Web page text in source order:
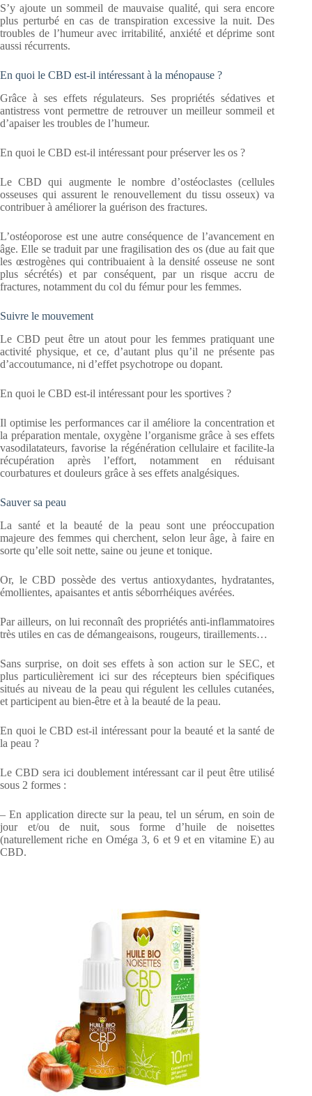
S’y ajoute un sommeil de mauvaise qualité, qui sera encore
plus perturbé en cas de transpiration excessive la nuit. Des
troubles de l’humeur avec irritabilité, anxiété et déprime sont
aussi récurrents.
En quoi le CBD est-il intéressant à la ménopause ?
Grâce à ses effets régulateurs. Ses propriétés sédatives et
antistress vont permettre de retrouver un meilleur sommeil et
d’apaiser les troubles de l’humeur.
En quoi le CBD est-il intéressant pour préserver les os ?
Le CBD qui augmente le nombre d’ostéoclastes (cellules
osseuses qui assurent le renouvellement du tissu osseux) va
contribuer à améliorer la guérison des fractures.
L’ostéoporose est une autre conséquence de l’avancement en
âge. Elle se traduit par une fragilisation des os (due au fait que
les œstrogènes qui contribuaient à la densité osseuse ne sont
plus sécrétés) et par conséquent, par un risque accru de
fractures, notamment du col du fémur pour les femmes.
Suivre le mouvement
Le CBD peut être un atout pour les femmes pratiquant une
activité physique, et ce, d’autant plus qu’il ne présente pas
d’accoutumance, ni d’effet psychotrope ou dopant.
En quoi le CBD est-il intéressant pour les sportives ?
Il optimise les performances car il améliore la concentration et
la préparation mentale, oxygène l’organisme grâce à ses effets
vasodilatateurs, favorise la régénération cellulaire et facilite-la
récupération après l’effort, notamment en réduisant
courbatures et douleurs grâce à ses effets analgésiques.
Sauver sa peau
La santé et la beauté de la peau sont une préoccupation
majeure des femmes qui cherchent, selon leur âge, à faire en
sorte qu’elle soit nette, saine ou jeune et tonique.
Or, le CBD possède des vertus antioxydantes, hydratantes,
émollientes, apaisantes et antis séborrhéiques avérées.
Par ailleurs, on lui reconnaît des propriétés anti-inflammatoires
très utiles en cas de démangeaisons, rougeurs, tiraillements…
Sans surprise, on doit ses effets à son action sur le SEC, et
plus particulièrement ici sur des récepteurs bien spécifiques
situés au niveau de la peau qui régulent les cellules cutanées,
et participent au bien-être et à la beauté de la peau.
En quoi le CBD est-il intéressant pour la beauté et la santé de
la peau ?
Le CBD sera ici doublement intéressant car il peut être utilisé
sous 2 formes :
– En application directe sur la peau, tel un sérum, en soin de
jour et/ou de nuit, sous forme d’huile de noisettes
(naturellement riche en Oméga 3, 6 et 9 et en vitamine E) au
CBD.